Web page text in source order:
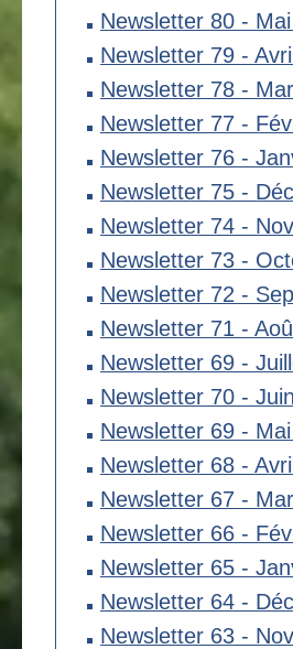
Newsletter 80 -
Newsletter 79 -
Newsletter 78 -
Newsletter 77 -
Newsletter 76 -
Newsletter 75 -
Newsletter 74 -
Newsletter 73 -
Newsletter 72 -
Newsletter 71 -
Newsletter 69 -
Newsletter 70 -
Newsletter 69 -
Newsletter 68 -
Newsletter 67 -
Newsletter 66 -
Newsletter 65 -
Newsletter 64 -
Newsletter 63 -